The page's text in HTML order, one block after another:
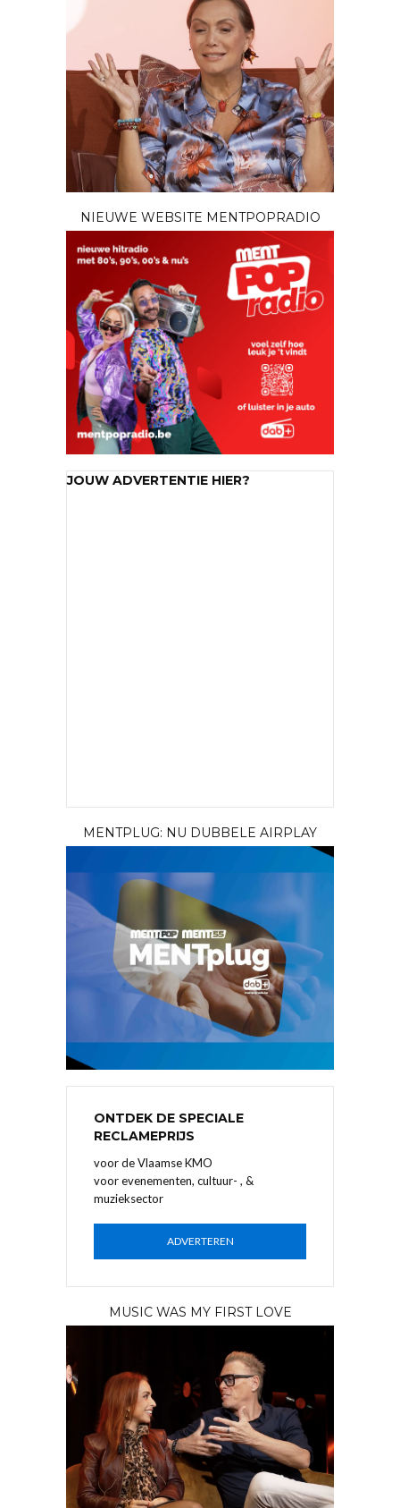
NIEUWE WEBSITE MENTPOPRADIO
JOUW ADVERTENTIE HIER?
MENTPLUG: NU DUBBELE AIRPLAY
ONTDEK DE SPECIALE
RECLAMEPRIJS
voor de Vlaamse KMO
voor evenementen, cultuur- , &
muzieksector
ADVERTEREN
MUSIC WAS MY FIRST LOVE